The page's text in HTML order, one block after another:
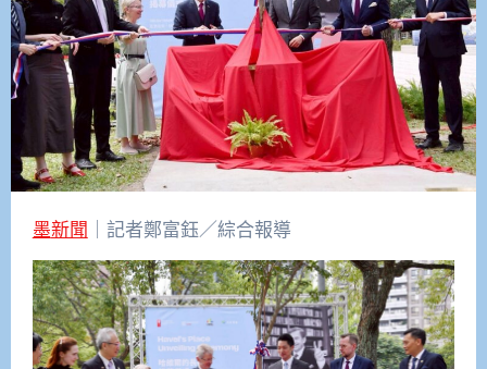
墨新聞 ｜記者鄭富鈺／綜合報導